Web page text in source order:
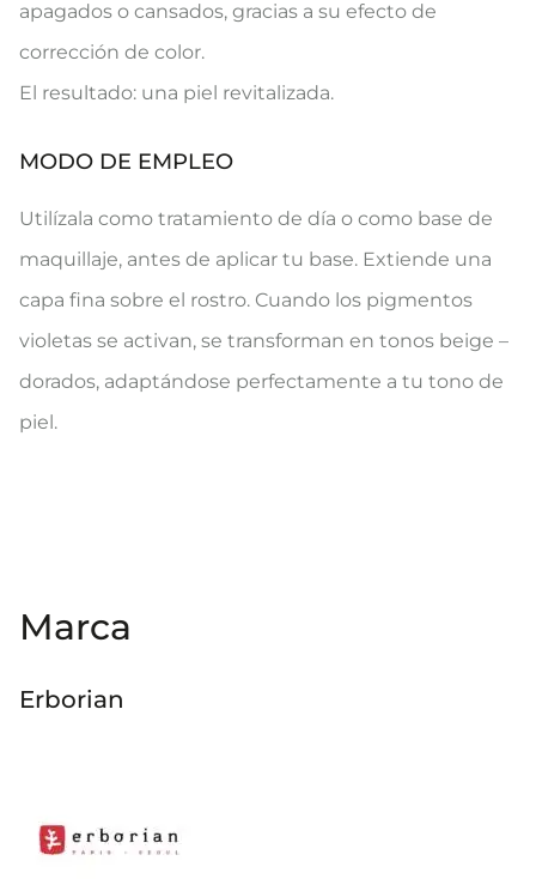
apagados o cansados, gracias a su efecto de
corrección de color.
El resultado: una piel revitalizada.
MODO DE EMPLEO
Utilízala como tratamiento de día o como base de
maquillaje, antes de aplicar tu base. Extiende una
capa fina sobre el rostro. Cuando los pigmentos
violetas se activan, se transforman en tonos beige –
dorados, adaptándose perfectamente a tu tono de
piel.
Marca
Erborian